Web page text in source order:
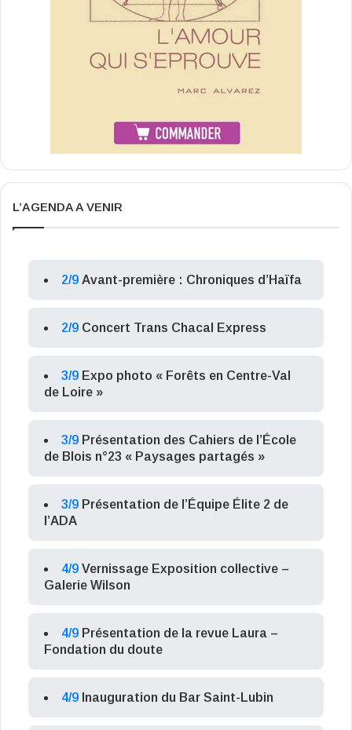
L’AGENDA A VENIR
2/9 Avant-première : Chroniques d’Haïfa
2/9 Concert Trans Chacal Express
3/9 Expo photo « Forêts en Centre-Val
de Loire »
3/9 Présentation des Cahiers de l’École
de Blois n°23 « Paysages partagés »
3/9 Présentation de l’Équipe Élite 2 de
l’ADA
4/9 Vernissage Exposition collective –
Galerie Wilson
4/9 Présentation de la revue Laura –
Fondation du doute
4/9 Inauguration du Bar Saint-Lubin